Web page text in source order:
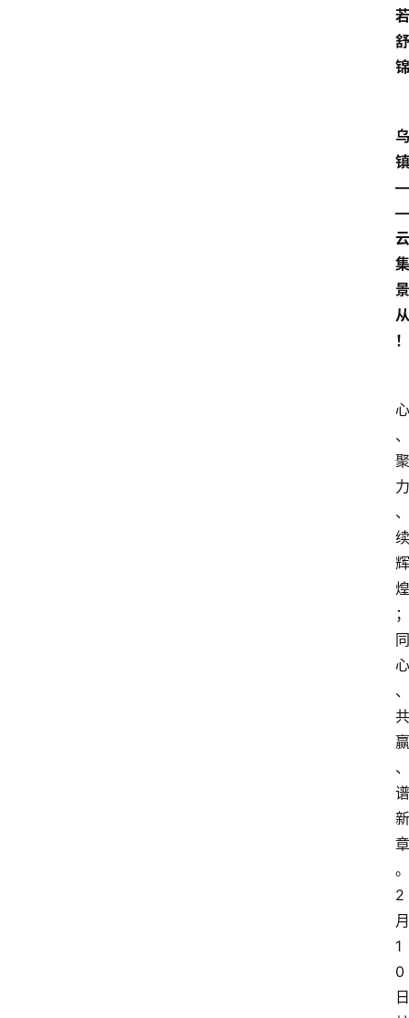
若
舒
锦
乌
镇
—
—
云
集
景
从
！
心
、
聚
力
、
续
辉
煌
；
同
心
、
共
赢
、
谱
新
章
。
2
月
1
0
日